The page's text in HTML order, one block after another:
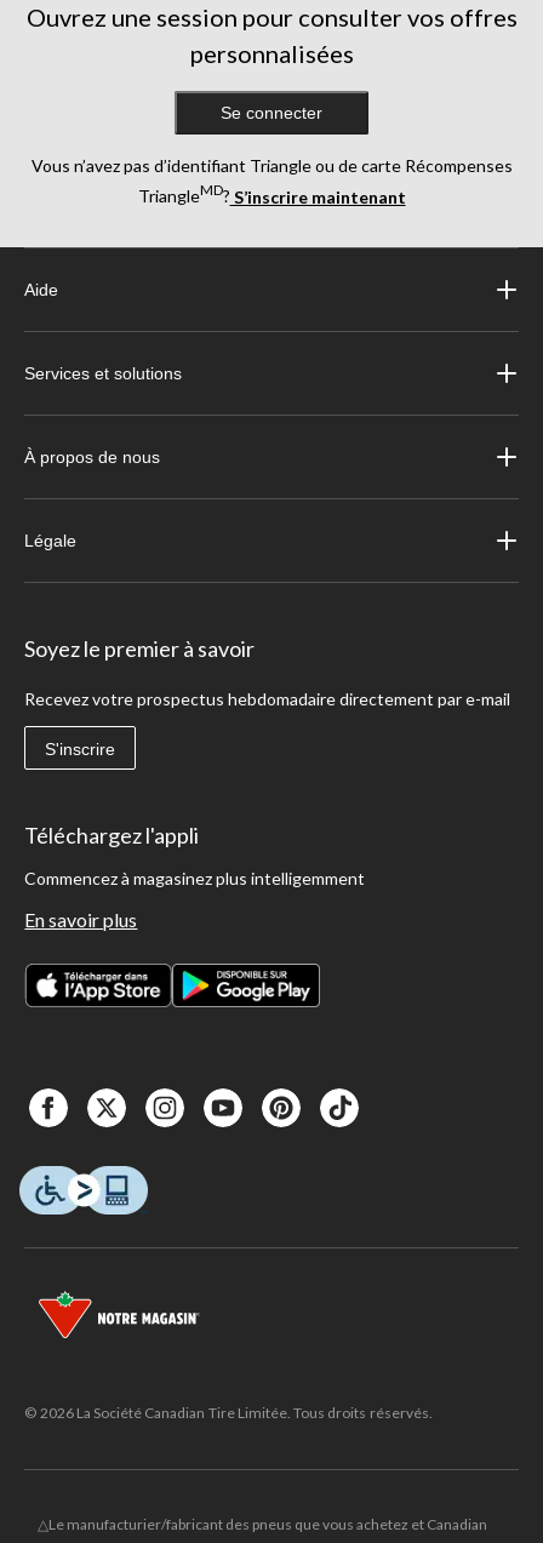
Ouvrez une session pour consulter vos offres
personnalisées
Se connecter
Vous n’avez pas d’identifiant Triangle ou de carte Récompenses
TriangleMD? S’inscrire maintenant
Aide
Services et solutions
À propos de nous
Légale
Soyez le premier à savoir
Recevez votre prospectus hebdomadaire directement par e-mail
S'inscrire
Téléchargez l'appli
Commencez à magasinez plus intelligemment
En savoir plus
© 2026 La Société Canadian Tire Limitée. Tous droits réservés.
△Le manufacturier/fabricant des pneus que vous achetez et Canadian